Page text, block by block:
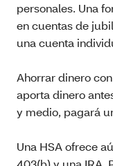
personales. Una
en cuentas de
una cuenta
Ahorrar dinero
aporta dinero
y medio, pagará
Una HSA ofrece